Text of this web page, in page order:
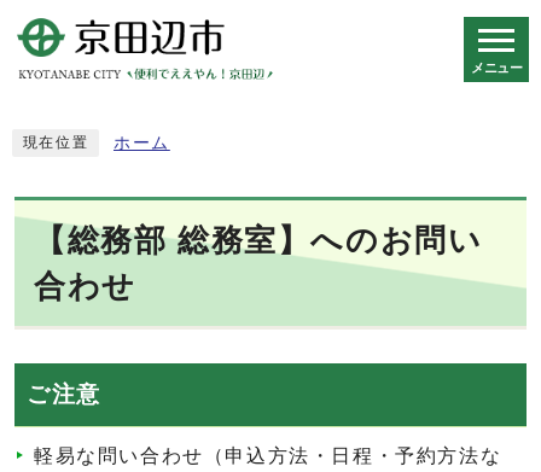
メニュー
現在位置 ホーム
【総務部 総務室】へのお問い
合わせ
ご注意
軽易な問い合わせ（申込方法・日程・予約方法な